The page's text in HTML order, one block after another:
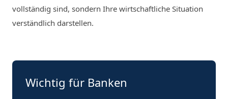
vollständig sind, sondern Ihre wirtschaftliche Situation
verständlich darstellen.
Wichtig für Banken